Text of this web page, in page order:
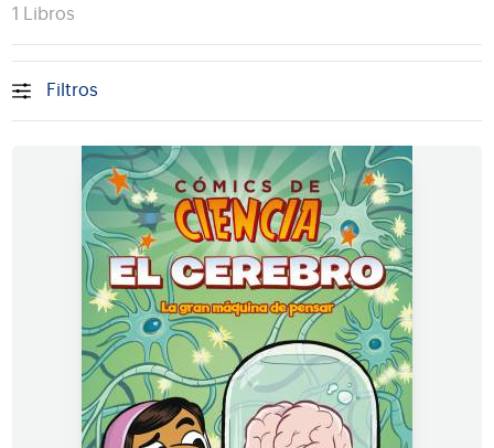
1 Libros
Filtros